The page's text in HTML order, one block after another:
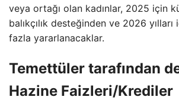
veya ortağı olan kadınlar, 2025 için
balıkçılık desteğinden ve 2026
fazla yararlanacaklar.
Temettüler tarafından
Hazine Faizleri/Krediler